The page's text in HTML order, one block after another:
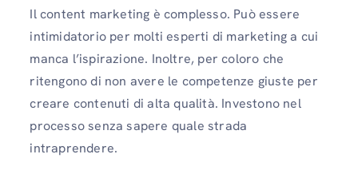
Il content marketing è complesso. Può essere
intimidatorio per molti esperti di marketing a cui
manca l’ispirazione. Inoltre, per coloro che
ritengono di non avere le competenze giuste per
creare contenuti di alta qualità. Investono nel
processo senza sapere quale strada
intraprendere.